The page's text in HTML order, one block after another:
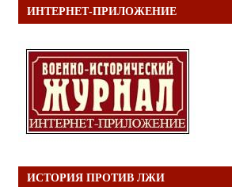
ИНТЕРНЕТ-ПРИЛОЖЕНИЕ
ИСТОРИЯ ПРОТИВ ЛЖИ